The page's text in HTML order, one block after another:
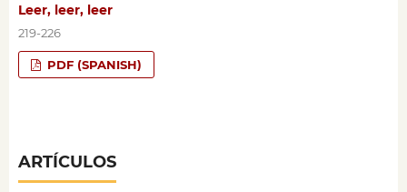
Leer, leer, leer
219-226
PDF (SPANISH)
ARTÍCULOS